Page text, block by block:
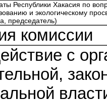
Республики Хакасия по
и экологическому
председатель)
комиссии
с